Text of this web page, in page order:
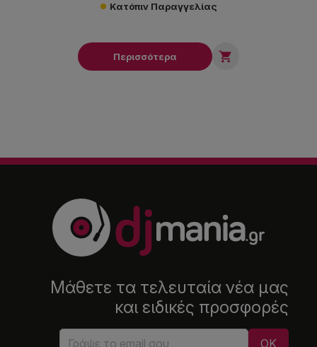
Κατόπιν Παραγγελίας
Περισσότερα 
Μάθετε τα τελευταία νέα μας
και ειδικές προσφορές